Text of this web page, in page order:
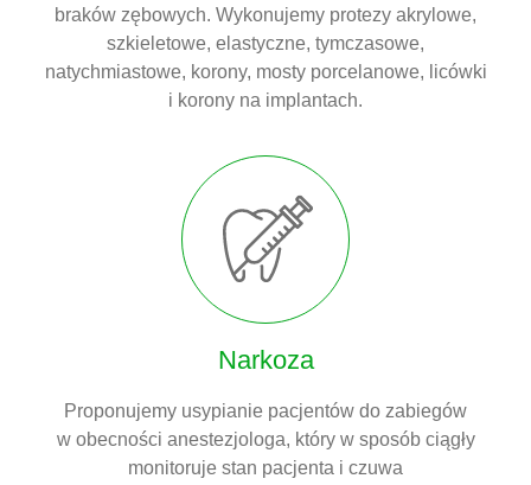
braków zębowych. Wykonujemy protezy akrylowe,
szkieletowe, elastyczne, tymczasowe,
natychmiastowe, korony, mosty porcelanowe, licówki
i korony na implantach.
Narkoza
Proponujemy usypianie pacjentów do zabiegów
w obecności anestezjologa, który w sposób ciągły
monitoruje stan pacjenta i czuwa